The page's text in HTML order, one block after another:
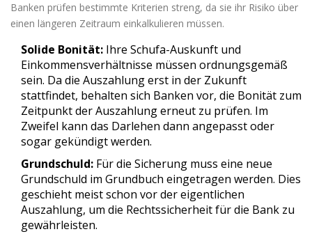
Banken prüfen bestimmte Kriterien streng, da sie ihr Risiko über
einen längeren Zeitraum einkalkulieren müssen.
Solide Bonität: Ihre Schufa-Auskunft und
Einkommensverhältnisse müssen ordnungsgemäß
sein. Da die Auszahlung erst in der Zukunft
stattfindet, behalten sich Banken vor, die Bonität zum
Zeitpunkt der Auszahlung erneut zu prüfen. Im
Zweifel kann das Darlehen dann angepasst oder
sogar gekündigt werden.
Grundschuld: Für die Sicherung muss eine neue
Grundschuld im Grundbuch eingetragen werden. Dies
geschieht meist schon vor der eigentlichen
Auszahlung, um die Rechtssicherheit für die Bank zu
gewährleisten.